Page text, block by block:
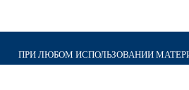
ПРИ ЛЮБОМ ИСПОЛЬЗОВАНИИ